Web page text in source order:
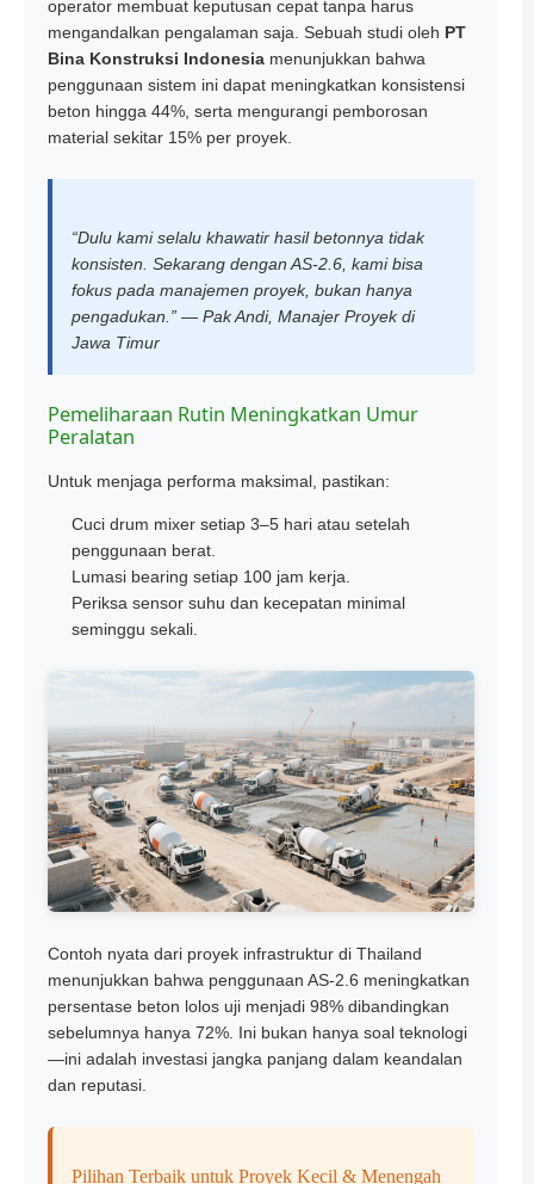
operator membuat keputusan cepat tanpa harus
mengandalkan pengalaman saja. Sebuah studi oleh PT
Bina Konstruksi Indonesia menunjukkan bahwa
penggunaan sistem ini dapat meningkatkan konsistensi
beton hingga 44%, serta mengurangi pemborosan
material sekitar 15% per proyek.
“Dulu kami selalu khawatir hasil betonnya tidak
konsisten. Sekarang dengan AS-2.6, kami bisa
fokus pada manajemen proyek, bukan hanya
pengadukan.” — Pak Andi, Manajer Proyek di
Jawa Timur
Pemeliharaan Rutin Meningkatkan Umur
Peralatan
Untuk menjaga performa maksimal, pastikan:
Cuci drum mixer setiap 3–5 hari atau setelah
penggunaan berat.
Lumasi bearing setiap 100 jam kerja.
Periksa sensor suhu dan kecepatan minimal
seminggu sekali.
Contoh nyata dari proyek infrastruktur di Thailand
menunjukkan bahwa penggunaan AS-2.6 meningkatkan
persentase beton lolos uji menjadi 98% dibandingkan
sebelumnya hanya 72%. Ini bukan hanya soal teknologi
—ini adalah investasi jangka panjang dalam keandalan
dan reputasi.
Pilihan Terbaik untuk Proyek Kecil & Menengah